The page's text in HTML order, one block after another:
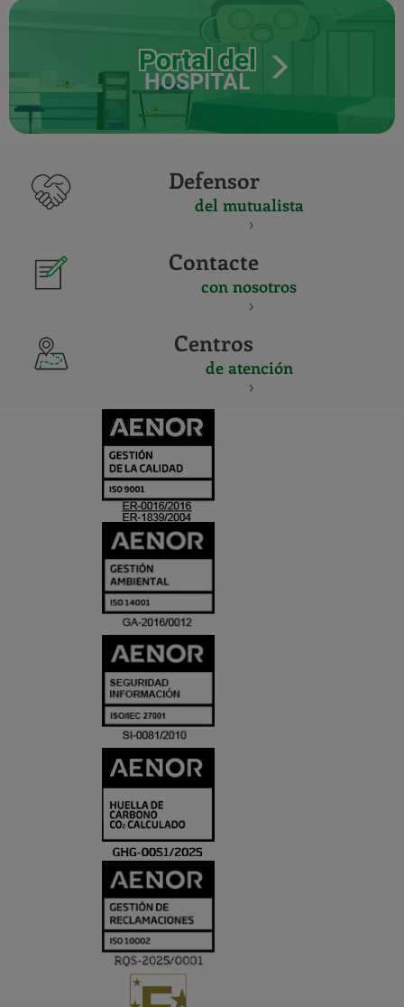
Portal del
HOSPITAL
Defensor
del mutualista
Contacte
con nosotros
Centros
de atención